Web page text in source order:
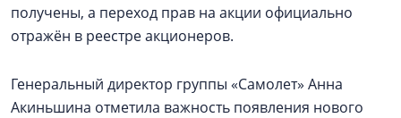
получены, а переход прав на акции официально
отражён в реестре акционеров.
Генеральный директор группы «Самолет» Анна
Акиньшина отметила важность появления нового